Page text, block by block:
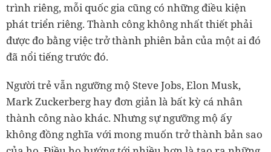
trình riêng, mỗi quốc gia cũng có những điều kiện
phát triển riêng. Thành công không nhất thiết phải
được đo bằng việc trở thành phiên bản của một ai đó
đã nổi tiếng trước đó.
Người trẻ vẫn ngưỡng mộ Steve Jobs, Elon Musk,
Mark Zuckerberg hay đơn giản là bất kỳ cá nhân
thành công nào khác. Nhưng sự ngưỡng mộ ấy
không đồng nghĩa với mong muốn trở thành bản sao